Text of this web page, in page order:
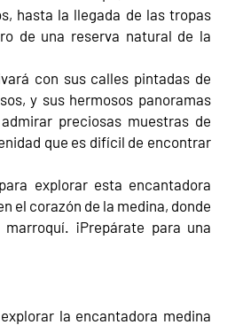
hasta la llegada de las tropas
de una reserva natural de la
con sus calles pintadas de
y sus hermosos panoramas
preciosas muestras de
que es difícil de encontrar
explorar esta encantadora
el corazón de la medina, donde
¡Prepárate para una
la encantadora medina